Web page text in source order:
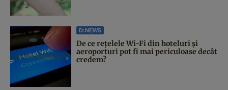
D:NEWS
De ce rețelele Wi-Fi din hoteluri și
aeroporturi pot fi mai periculoase decât
credem?